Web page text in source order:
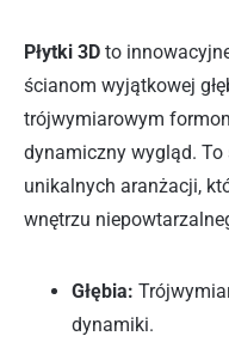
Płytki 3D to
ścianom wyjątkowej
trójwymiarowym
dynamiczny wygląd.
unikalnych aranżacji,
wnętrzu
Głębia:
dynamiki.